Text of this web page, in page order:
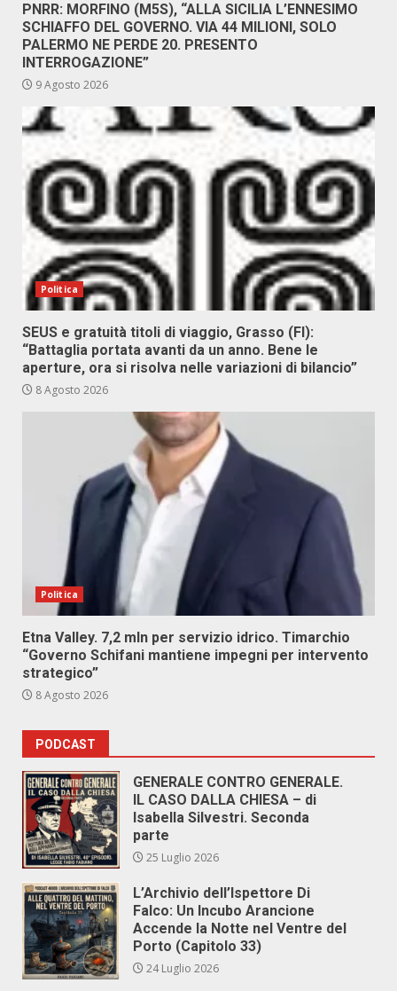
PNRR: MORFINO (M5S), “ALLA SICILIA L’ENNESIMO
SCHIAFFO DEL GOVERNO. VIA 44 MILIONI, SOLO
PALERMO NE PERDE 20. PRESENTO
INTERROGAZIONE”
9 Agosto 2026
Politica
SEUS e gratuità titoli di viaggio, Grasso (FI):
“Battaglia portata avanti da un anno. Bene le
aperture, ora si risolva nelle variazioni di bilancio”
8 Agosto 2026
Politica
Etna Valley. 7,2 mln per servizio idrico. Timarchio
“Governo Schifani mantiene impegni per intervento
strategico”
8 Agosto 2026
PODCAST
GENERALE CONTRO GENERALE.
IL CASO DALLA CHIESA – di
Isabella Silvestri. Seconda
parte
25 Luglio 2026
L’Archivio dell’Ispettore Di
Falco: Un Incubo Arancione
Accende la Notte nel Ventre del
Porto (Capitolo 33)
24 Luglio 2026